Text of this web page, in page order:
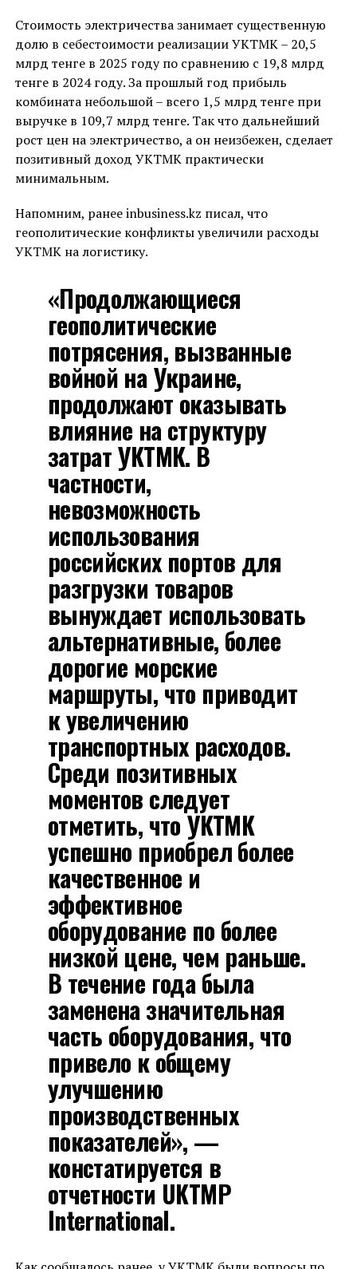
Стоимость электричества занимает существенную
долю в себестоимости реализации УКТМК – 20,5
млрд тенге в 2025 году по сравнению с 19,8 млрд
тенге в 2024 году. За прошлый год прибыль
комбината небольшой – всего 1,5 млрд тенге при
выручке в 109,7 млрд тенге. Так что дальнейший
рост цен на электричество, а он неизбежен, сделает
позитивный доход УКТМК практически
минимальным.
Напомним, ранее inbusiness.kz писал, что
геополитические конфликты увеличили расходы
УКТМК на логистику.
«Продолжающиеся
геополитические
потрясения, вызванные
войной на Украине,
продолжают оказывать
влияние на структуру
затрат УКТМК. В
частности,
невозможность
использования
российских портов для
разгрузки товаров
вынуждает использовать
альтернативные, более
дорогие морские
маршруты, что приводит
к увеличению
транспортных расходов.
Среди позитивных
моментов следует
отметить, что УКТМК
успешно приобрел более
качественное и
эффективное
оборудование по более
низкой цене, чем раньше.
В течение года была
заменена значительная
часть оборудования, что
привело к общему
улучшению
производственных
показателей», —
констатируется в
отчетности UKTMP
International.